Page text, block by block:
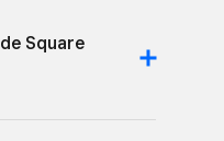
Square